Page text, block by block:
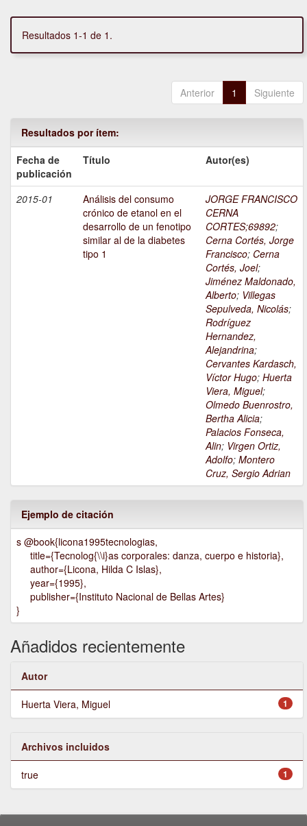
Resultados 1-1 de 1.
Anterior 1 Siguiente
Resultados por ítem:
Fecha de
publicación
Título Autor(es)
2015-01
Análisis del consumo
crónico de etanol en el
desarrollo de un fenotipo
similar al de la diabetes
tipo 1
JORGE FRANCISCO
CERNA
CORTES;69892;
Cerna Cortés, Jorge
Francisco; Cerna
Cortés, Joel;
Jiménez Maldonado,
Alberto; Villegas
Sepulveda, Nicolás;
Rodríguez
Hernandez,
Alejandrina;
Cervantes Kardasch,
Víctor Hugo; Huerta
Viera, Miguel;
Olmedo Buenrostro,
Bertha Alicia;
Palacios Fonseca,
Alin; Virgen Ortiz,
Adolfo; Montero
Cruz, Sergio Adrian
Ejemplo de citación
s @book{licona1995tecnologias,
title={Tecnolog{\\i}as corporales: danza, cuerpo e historia},
author={Licona, Hilda C Islas},
year={1995},
publisher={Instituto Nacional de Bellas Artes}
}
Añadidos recientemente
Autor
1
Huerta Viera, Miguel
Archivos incluidos
1
true